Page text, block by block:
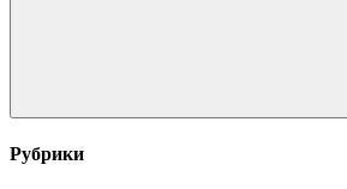
Рубрики